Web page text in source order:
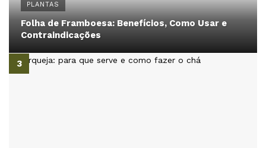
PLANTAS
Folha de Framboesa: Benefícios, Como Usar e
Contraindicações